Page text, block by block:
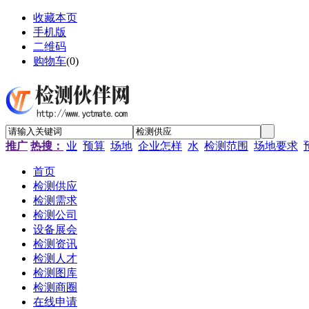
收藏本页
手机版
二维码
购物车(0)
推广 热搜： 业 预算 场地 企业怎样 水 检测范围 场地要求
首页
检测供应
检测需求
检测公司
设备展会
检测资讯
检测人才
检测图库
检测商圈
在线申请